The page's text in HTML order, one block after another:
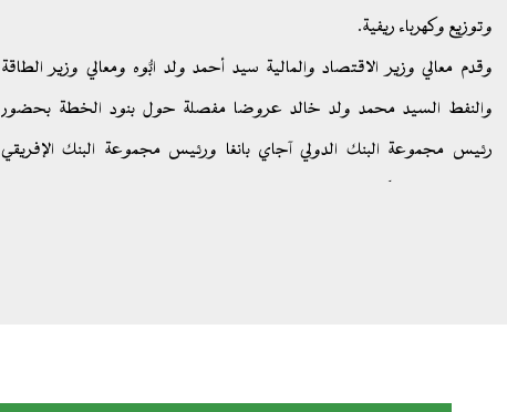
وتوزيع وكهرباء ريفية.
وقدم معالي وزير الاقتصاد والمالية سيد أحمد ولد ابُّوه ومعالي وزير الطاقة
والنفط السيد محمد ولد خالد عروضا مفصلة حول بنود الخطة بحضور
رئيس مجموعة البنك الدولي آجاي بانغا ورئيس مجموعة البنك الإفريقي